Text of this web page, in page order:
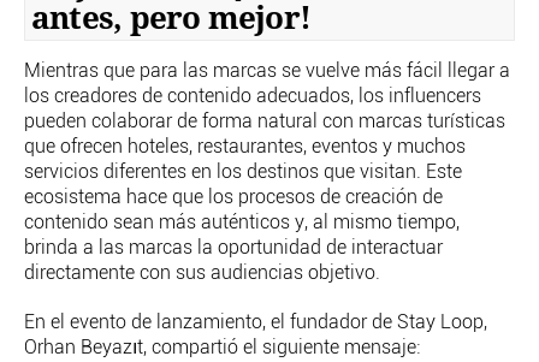
antes, pero mejor!
Mientras que para las marcas se vuelve más fácil llegar a
los creadores de contenido adecuados, los influencers
pueden colaborar de forma natural con marcas turísticas
que ofrecen hoteles, restaurantes, eventos y muchos
servicios diferentes en los destinos que visitan. Este
ecosistema hace que los procesos de creación de
contenido sean más auténticos y, al mismo tiempo,
brinda a las marcas la oportunidad de interactuar
directamente con sus audiencias objetivo.
En el evento de lanzamiento, el fundador de Stay Loop,
Orhan Beyazıt, compartió el siguiente mensaje: